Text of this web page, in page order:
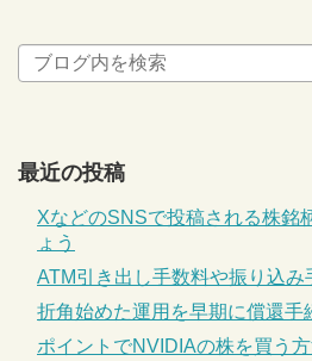
最近の投稿
XなどのSNSで投稿される株銘
ょう
ATM引き出し手数料や振り込み
折角始めた運用を早期に償還手
ポイントでNVIDIAの株を買う